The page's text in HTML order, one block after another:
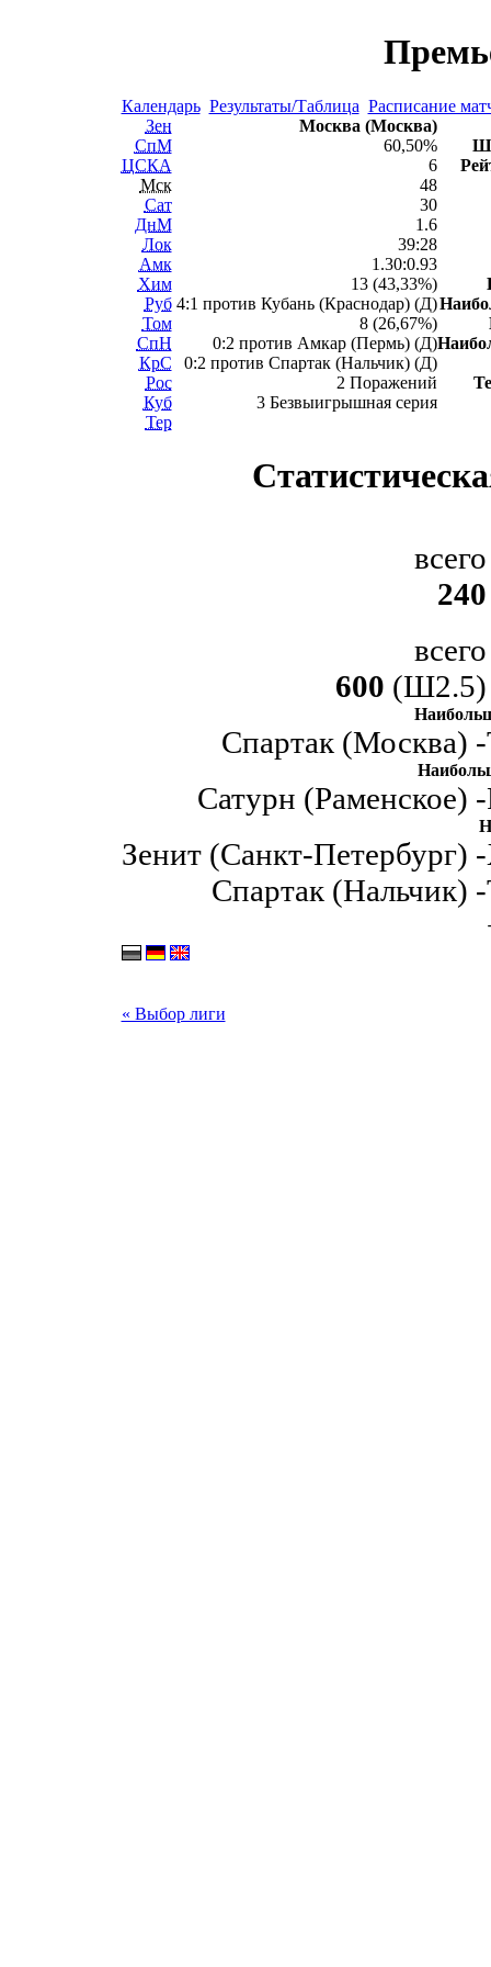
Календарь Результаты/Таблица Расписание
Зен
СпМ
ЦСКА
Мск
Сат
ДнМ
Лок
Амк
Хим
Руб
Том
СпН
КрС
Рос
Куб
Тер
Москва (Москва)
60,50%
6
48
30
1.6
39:28
1.30:0.93
13 (43,33%)
4:1 против Кубань (Краснодар) (Д)
8 (26,67%)
0:2 против Амкар (Пермь) (Д)
0:2 против Спартак (Нальчик) (Д)
2 Поражений
3 Безвыигрышная серия
всего
240
всего
600 (Ш2.5)
Спартак (Москва) -
Сатурн (Раменское) -
Зенит (Санкт-Петербург) -
Спартак (Нальчик) -
« Выбор лиги